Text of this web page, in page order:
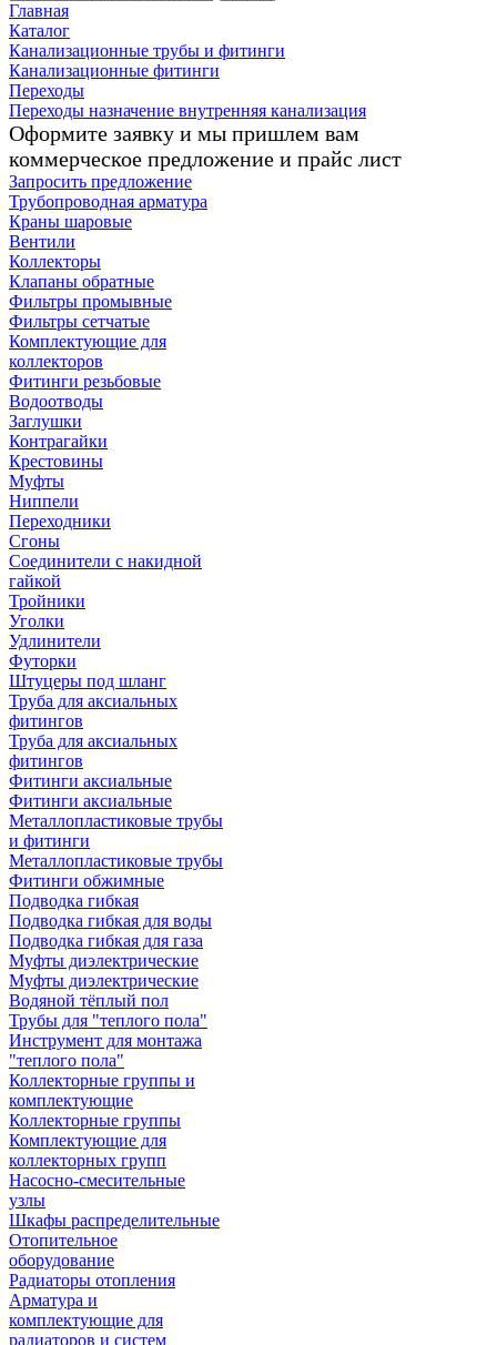
Главная
Каталог
Канализационные трубы и фитинги
Канализационные фитинги
Переходы
Переходы назначение внутренняя канализация
Оформите заявку и мы пришлем вам
коммерческое предложение и прайс лист
Запросить предложение
Трубопроводная арматура
Краны шаровые
Вентили
Коллекторы
Клапаны обратные
Фильтры промывные
Фильтры сетчатые
Комплектующие для
коллекторов
Фитинги резьбовые
Водоотводы
Заглушки
Контрагайки
Крестовины
Муфты
Ниппели
Переходники
Сгоны
Соединители с накидной
гайкой
Тройники
Уголки
Удлинители
Футорки
Штуцеры под шланг
Труба для аксиальных
фитингов
Труба для аксиальных
фитингов
Фитинги аксиальные
Фитинги аксиальные
Металлопластиковые трубы
и фитинги
Металлопластиковые трубы
Фитинги обжимные
Подводка гибкая
Подводка гибкая для воды
Подводка гибкая для газа
Муфты диэлектрические
Муфты диэлектрические
Водяной тёплый пол
Трубы для "теплого пола"
Инструмент для монтажа
"теплого пола"
Коллекторные группы и
комплектующие
Коллекторные группы
Комплектующие для
коллекторных групп
Насосно-смесительные
узлы
Шкафы распределительные
Отопительное
оборудование
Радиаторы отопления
Арматура и
комплектующие для
радиаторов и систем